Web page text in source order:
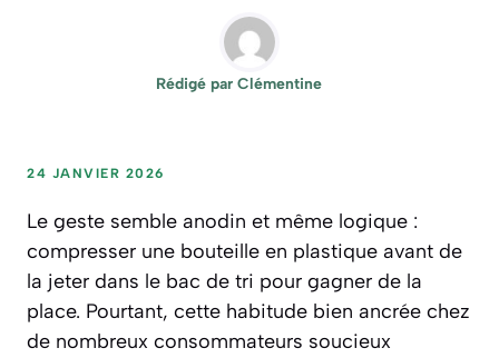
Rédigé par Clémentine
24 JANVIER 2026
Le geste semble anodin et même logique :
compresser une bouteille en plastique avant de
la jeter dans le bac de tri pour gagner de la
place. Pourtant, cette habitude bien ancrée chez
de nombreux consommateurs soucieux